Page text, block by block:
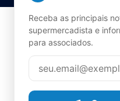
Receba as principais
supermercadista e
para associados.